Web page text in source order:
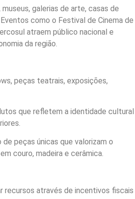
galerias de arte, casas de
como o Festival de Cinema de
atraem público nacional e
da região.
peças teatrais, exposições,
que refletem a identidade cultural
de peças únicas que valorizam o
couro, madeira e cerâmica.
recursos através de incentivos fiscais